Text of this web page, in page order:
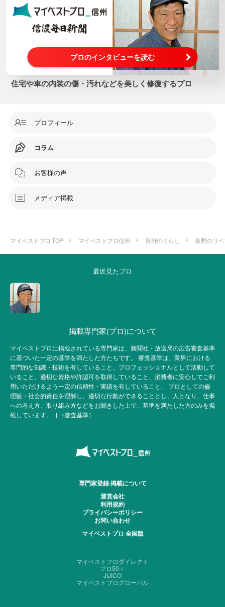
プロのインタビューを読む
住宅や車の内装の傷・汚れなどを美しく修復するプロ
プロフィール
コラム
お客様の声
メディア掲載
マイベストプロ TOP マイベストプロ信州 長野のくらし 長野のリ
最近見たプロ
掲載専門家(プロ)について
マイベストプロに掲載されている専門家は、新聞社・放送局の広告審査基準
に基づいた一定の基準を満たした方たちです。 審査基準は、業界における
専門的な知識・技術を有していること、プロフェッショナルとして活動して
いること、適切な資格や許認可を取得していること、消費者に安心してご利
用いただけるよう一定の信頼性・実績を有していること、 プロとしての倫
理観・社会的責任を理解し、適切な行動ができることとし、人となり、仕事
への考え方、取り組み方などをお聞きした上で、基準を満たした方のみを掲
載しています。［→審査基準］
専門家登録·掲載について
運営会社
利用規約
プライバシーポリシー
お問い合わせ
マイベストプロ 全国版
マイベストプロダイレクト
プロ50＋
JIJICO
マイベストプログローバル